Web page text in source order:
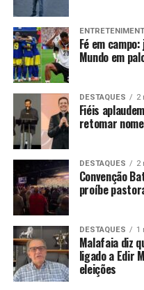
Fé em
Mundo em
DESTAQUES 2
Fiéis
retomar
DESTAQUES 2
Convenção
proíbe
DESTAQUES 1
Malafaia diz
ligado a Edir
eleições